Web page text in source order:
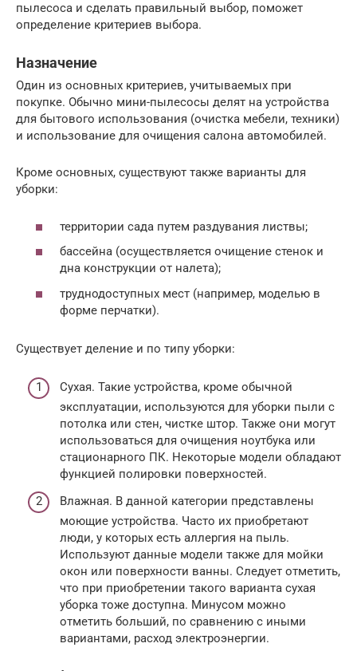
пылесоса и сделать правильный выбор, поможет
определение критериев выбора.
Назначение
Один из основных критериев, учитываемых при
покупке. Обычно мини-пылесосы делят на устройства
для бытового использования (очистка мебели, техники)
и использование для очищения салона автомобилей.
Кроме основных, существуют также варианты для
уборки:
территории сада путем раздувания листвы;
бассейна (осуществляется очищение стенок и
дна конструкции от налета);
труднодоступных мест (например, моделью в
форме перчатки).
Существует деление и по типу уборки:
Сухая. Такие устройства, кроме обычной
эксплуатации, используются для уборки пыли с
потолка или стен, чистке штор. Также они могут
использоваться для очищения ноутбука или
стационарного ПК. Некоторые модели обладают
функцией полировки поверхностей.
Влажная. В данной категории представлены
моющие устройства. Часто их приобретают
люди, у которых есть аллергия на пыль.
Используют данные модели также для мойки
окон или поверхности ванны. Следует отметить,
что при приобретении такого варианта сухая
уборка тоже доступна. Минусом можно
отметить больший, по сравнению с иными
вариантами, расход электроэнергии.